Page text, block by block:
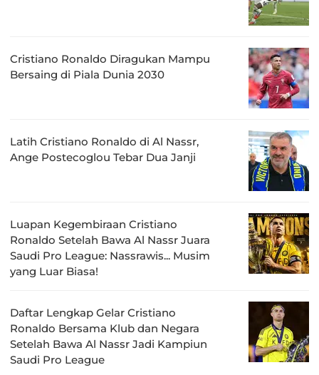
Cristiano Ronaldo Diragukan Mampu
Bersaing di Piala Dunia 2030
Latih Cristiano Ronaldo di Al Nassr,
Ange Postecoglou Tebar Dua Janji
Luapan Kegembiraan Cristiano
Ronaldo Setelah Bawa Al Nassr Juara
Saudi Pro League: Nassrawis... Musim
yang Luar Biasa!
Daftar Lengkap Gelar Cristiano
Ronaldo Bersama Klub dan Negara
Setelah Bawa Al Nassr Jadi Kampiun
Saudi Pro League